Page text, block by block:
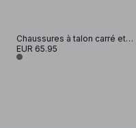
Chaussures à talon carré et lanières
EUR 65.95